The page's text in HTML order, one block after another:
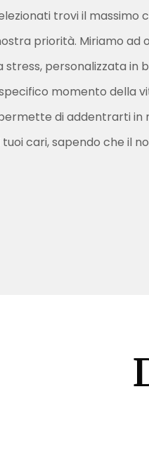
trovi il massimo
priorità. Miriamo ad
personalizzata in
momento della
di addentrarti in
tuoi cari, sapendo che il